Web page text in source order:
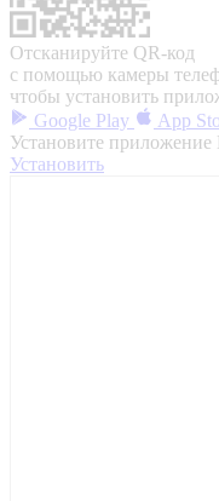
Отсканируйте QR-код
с помощью камеры
чтобы установить
Google Play
App
Установите
Установить